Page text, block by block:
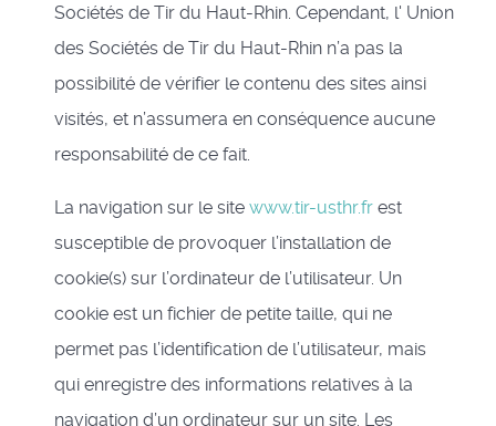
Sociétés de Tir du Haut-Rhin. Cependant, l' Union
des Sociétés de Tir du Haut-Rhin n’a pas la
possibilité de vérifier le contenu des sites ainsi
visités, et n’assumera en conséquence aucune
responsabilité de ce fait.
La navigation sur le site www.tir-usthr.fr est
susceptible de provoquer l’installation de
cookie(s) sur l’ordinateur de l’utilisateur. Un
cookie est un fichier de petite taille, qui ne
permet pas l’identification de l’utilisateur, mais
qui enregistre des informations relatives à la
navigation d’un ordinateur sur un site. Les